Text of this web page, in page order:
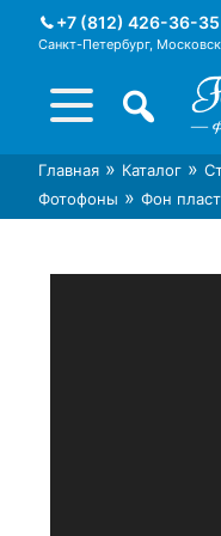
+7 (812) 426-36-35
Санкт-Петербург,
Главная » Каталог »
Фотофоны » Фон